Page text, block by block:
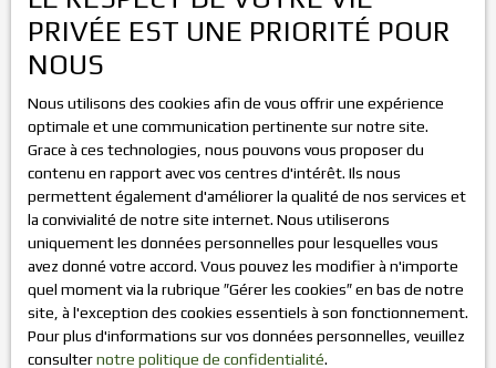
conformément au RGPD. Si vous ne souhaitez pas faire
l'objet de prospection commerciale par voie téléphonique,
vous pouvez vous inscrire gratuitement sur la liste
d'opposition au démarchage téléphonique, prévu par
l'article L223-1 du code de la consommation, sur le site
Internet www.bloctel.gouv.fr ou par courrier adressé à :
Société Worldline, Service Bloctel, CS 61311, 41013 BLOIS
CEDEX.
Pour en savoir plus sur le traitement de vos données
personnelles, veuillez consulter notrepolitique de
confidentialité.
Recevoir des annonces
PRIVÉE EST UNE PRIORITÉ POUR
NOUS
Nous utilisons des cookies afin de vous offrir une expérience
optimale et une communication pertinente sur notre site.
Grace à ces technologies, nous pouvons vous proposer du
contenu en rapport avec vos centres d'intérêt. Ils nous
permettent également d'améliorer la qualité de nos services et
la convivialité de notre site internet. Nous utiliserons
uniquement les données personnelles pour lesquelles vous
avez donné votre accord. Vous pouvez les modifier à n'importe
quel moment via la rubrique ″Gérer les cookies″ en bas de notre
site, à l'exception des cookies essentiels à son fonctionnement.
Pour plus d'informations sur vos données personnelles, veuillez
consulternotre politique de confidentialité.